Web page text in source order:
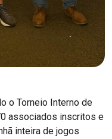
o Torneio Interno de
associados inscritos e
inteira de jogos